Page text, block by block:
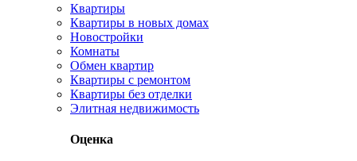
Квартиры
Квартиры в новых домах
Новостройки
Комнаты
Обмен квартир
Квартиры с ремонтом
Квартиры без отделки
Элитная недвижимость
Оценка